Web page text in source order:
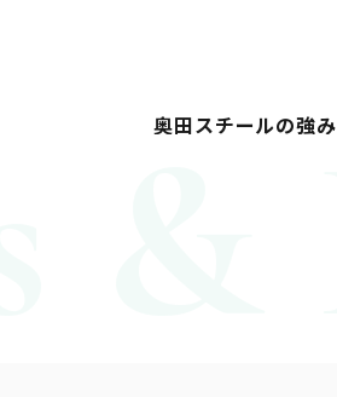
奥田スチールの強み